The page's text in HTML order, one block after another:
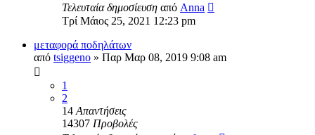
Τελευταία δημοσίευση από Anna
Τρί Μάιος 25, 2021 12:23 pm
μεταφορά ποδηλάτων
από tsiggeno » Παρ Μαρ 08, 2019 9:08 am
1
2
14 Απαντήσεις
14307 Προβολές